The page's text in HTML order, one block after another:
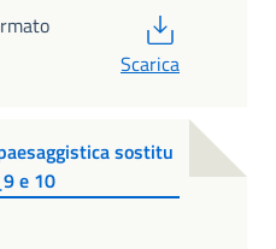
Scarica
sostitu
e 10